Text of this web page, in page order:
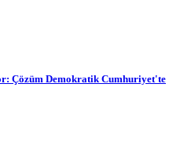
Çözüm Demokratik Cumhuriyet'te